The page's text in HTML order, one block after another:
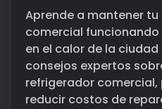
Aprende a mantener
comercial
en el calor de la ciudad
consejos expertos
refrigerador comercial,
reducir costos de